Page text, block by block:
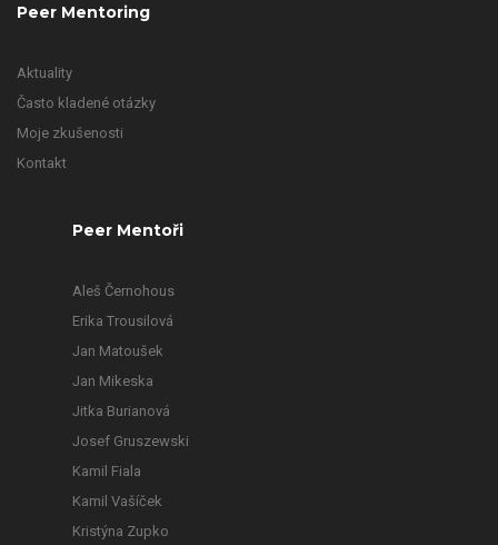
Peer Mentoring
Aktuality
Často kladené otázky
Moje zkušenosti
Kontakt
Peer Mentoři
Aleš Černohous
Erika Trousilová
Jan Matoušek
Jan Mikeska
Jitka Burianová
Josef Gruszewski
Kamil Fiala
Kamil Vašíček
Kristýna Zupko